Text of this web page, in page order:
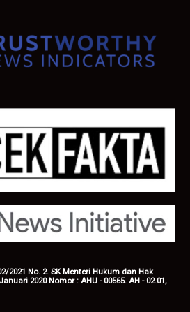
2021 No. 2. SK Menteri Hukum dan Hak
2020 Nomor : AHU - 00565. AH - 02.01,